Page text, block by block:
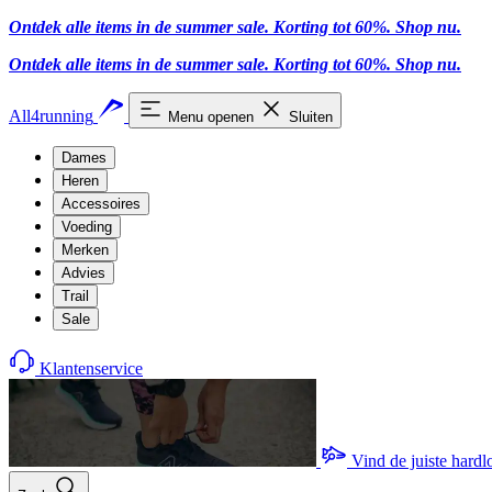
Ontdek alle items in de summer sale. Korting tot 60%. Shop nu.
Ontdek alle items in de summer sale. Korting tot 60%. Shop nu.
All4running Menu openen Sluiten
Dames
Heren
Accessoires
Voeding
Merken
Advies
Trail
Sale
Klantenservice
Vind de juiste